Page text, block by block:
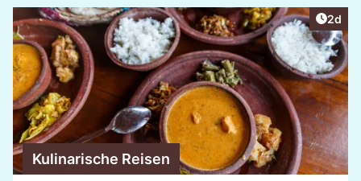
2d
Kulinarische Reisen